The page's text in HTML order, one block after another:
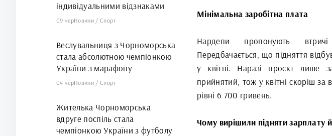
Мінімальна заробітна плата
Нардепи пропонують
Передбачається, що підняття
у квітні. Наразі проєкт лише
прийнятий, тож у квітні скоріш за
рівні 6 700 гривень.
Чому вирішили підняти зарплату
індивідуальними відзнаками
09 черНовини /Спорт
Веслувальниця з Чорноморська
стала абсолютною чемпіонкою
України з марафону
04 черНовини /Спорт
Жителька Чорноморська
вдруге поспіль стала
чемпіонкою України з футболу